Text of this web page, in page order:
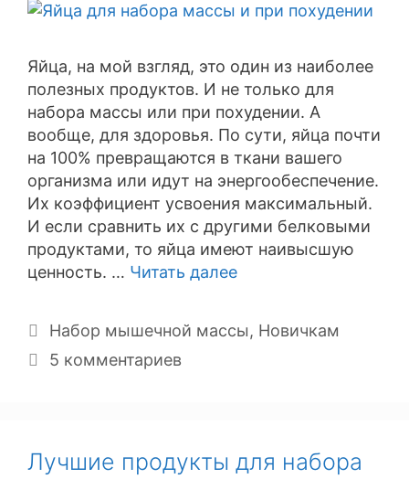
Яйца, на мой взгляд, это один из наиболее
полезных продуктов. И не только для
набора массы или при похудении. А
вообще, для здоровья. По сути, яйца почти
на 100% превращаются в ткани вашего
организма или идут на энергообеспечение.
Их коэффициент усвоения максимальный.
И если сравнить их с другими белковыми
продуктами, то яйца имеют наивысшую
ценность. … Читать далее
Рубрики
Набор мышечной массы, Новичкам
5 комментариев
Лучшие продукты для набора